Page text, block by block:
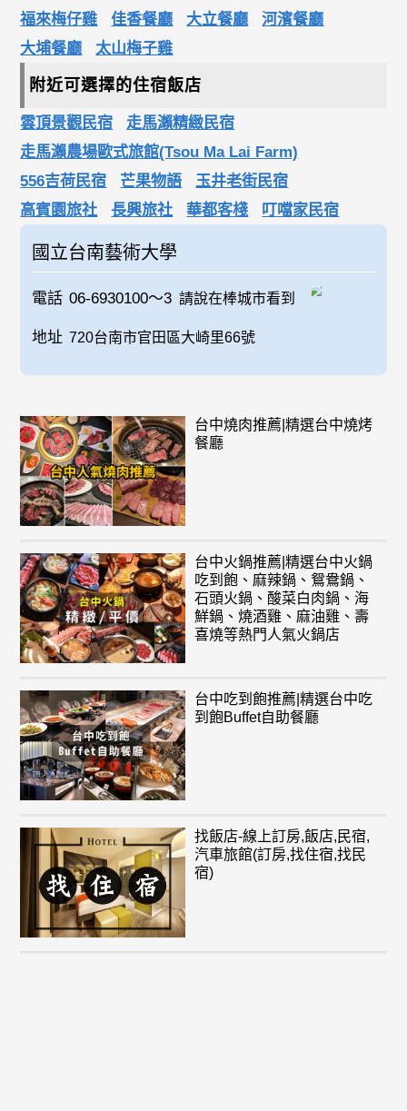
福來梅仔雞
佳香餐廳 大立餐廳
河濱餐廳
大埔餐廳
太山梅子雞
附近可選擇的住宿飯店
雲頂景觀民宿
走馬瀨精緻民宿
走馬瀨農場歐式旅館(Tsou Ma Lai Farm)
556吉荷民宿
芒果物語
玉井老街民宿
高賓園旅社
長興旅社 華都客棧 叮噹家民宿
國立台南藝術大學
電話 06-6930100～3 請說在棒城市看到
地址 720台南市官田區大崎里66號
台中燒肉推薦|精選台中燒烤
餐廳
台中火鍋推薦|精選台中火鍋
吃到飽、麻辣鍋、鴛鴦鍋、
石頭火鍋、酸菜白肉鍋、海
鮮鍋、燒酒雞、麻油雞、壽
喜燒等熱門人氣火鍋店
台中吃到飽推薦|精選台中吃
到飽Buffet自助餐廳
找飯店-線上訂房,飯店,民宿,
汽車旅館(訂房,找住宿,找民
宿)